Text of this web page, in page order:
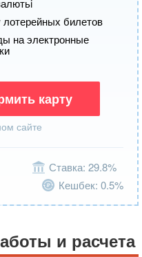
лотерейных билетов
на электронные
карту
сайте
Ставка: 29.8%
Кешбек: 0.5%
и расчета